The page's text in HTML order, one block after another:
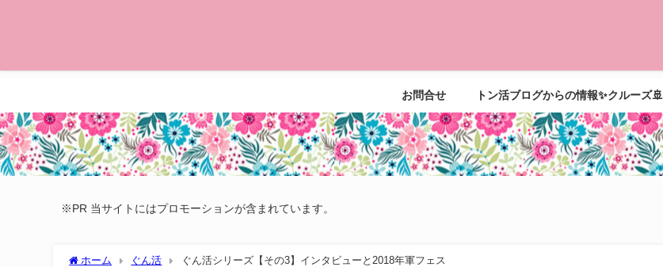
お問合せ トン活ブログからの情報✨クルーズ🚢
※PR 当サイトにはプロモーションが含まれています。
ホーム ぐん活 ぐん活シリーズ【その3】インタビューと2018年軍フェス